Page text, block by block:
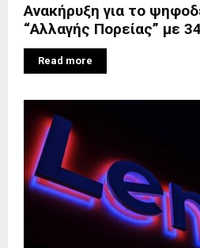
Ανακήρυξη για το
“Αλλαγής Πορείας” με
Read more